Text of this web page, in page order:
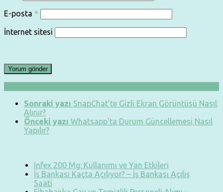
E-posta *
İnternet sitesi
Sonraki yazı SnapChat’te Gizli Ekran Görüntüsü Nasıl
Alınır?
Önceki yazı Whatsapp’ta Durum Güncellemesi Nasıl
Yapılır?
Infex 200 Mg: Kullanımı ve Yan Etkileri
İş Bankası Kaçta Açılıyor? – İş Bankası Açılış
Saati